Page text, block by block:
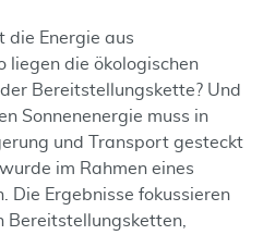
die Energie aus
liegen die ökologischen
Bereitstellungskette? Und
Sonnenenergie muss in
und Transport gesteckt
im Rahmen eines
Die Ergebnisse fokussieren
Bereitstellungsketten,